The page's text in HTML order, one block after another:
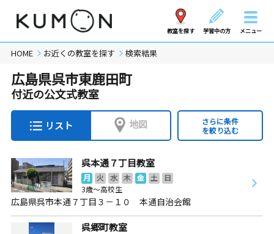
教室を探す 学習中の方 メニュー
HOME お近くの教室を探す 検索結果
広島県呉市東鹿田町
付近の公文式教室
リスト 地図
さらに条件
を絞り込む
呉本通７丁目教室
月 火 水 木 金 土
日
3歳～高校生
広島県呉市本通７丁目３－１０ 本通自治会館
呉郷町教室